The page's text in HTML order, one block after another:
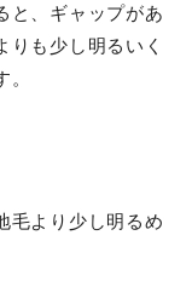
と、ギャップがあ
りも少し明るいく
毛より少し明るめ